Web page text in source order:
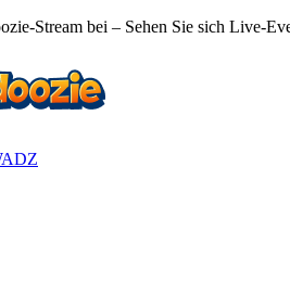
Stream bei – Sehen Sie sich Live-